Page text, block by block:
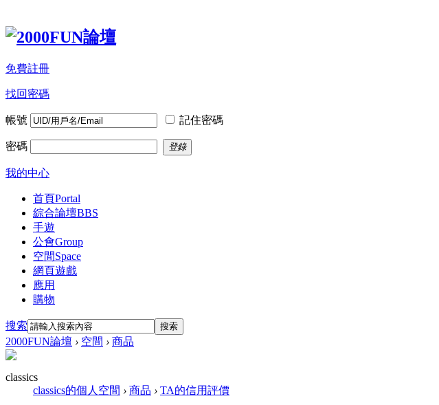
免費註冊
找回密碼
帳號 記住密碼
密碼 登錄
我的中心
首頁Portal
綜合論壇BBS
手遊
公會Group
空間Space
網頁遊戲
應用
購物
搜索 搜索
2000FUN論壇 › 空間 › 商品
classics
classics的個人空間 › 商品 › TA的信用評價